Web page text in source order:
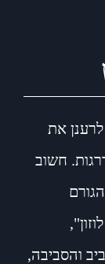
את
חשוב
והסביבה,